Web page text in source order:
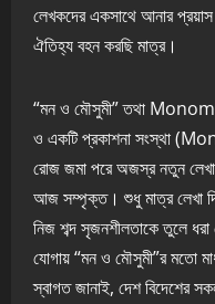
লেখকদের একসাথে আনার প্রয়াস
ঐতিহ্য বহন করছি মাত্র।
“মন ও মৌসুমী” তথা
ও একটি প্রকাশনা সংস্থা
রোজ জমা পরে অজস্র নতুন লেখা,
আজ সম্পৃক্ত। শুধু মাত্র লেখা
নিজ শব্দ সৃজনশীলতাকে তুলে ধরা
যোগায় “মন ও মৌসুমী”র মতো
স্বাগত জানাই, দেশ বিদেশের